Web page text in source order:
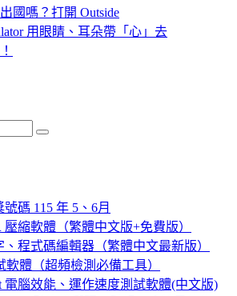
國嗎？打開 Outside
用眼睛、耳朵帶「心」去
Search
碼 115 年 5、6月
縮軟體（繁體中文版+免費版）
、程式碼編輯器（繁體中文最新版）
軟體（超頻檢測必備工具）
電腦效能、運作速度測試軟體(中文版)